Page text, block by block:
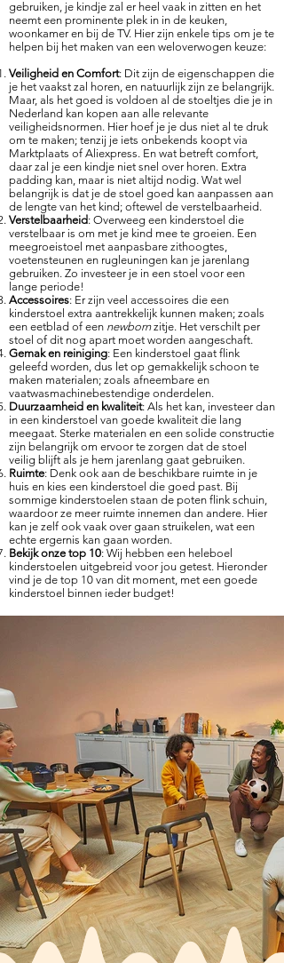
gebruiken, je kindje zal er heel vaak in zitten en het
neemt een prominente plek in in de keuken,
woonkamer en bij de TV. Hier zijn enkele tips om je te
helpen bij het maken van een weloverwogen keuze:
Veiligheid en Comfort: Dit zijn de eigenschappen die
je het vaakst zal horen, en natuurlijk zijn ze belangrijk.
Maar, als het goed is voldoen al de stoeltjes die je in
Nederland kan kopen aan alle relevante
veiligheidsnormen. Hier hoef je je dus niet al te druk
om te maken; tenzij je iets onbekends koopt via
Marktplaats of Aliexpress. En wat betreft comfort,
daar zal je een kindje niet snel over horen. Extra
padding kan, maar is niet altijd nodig. Wat wel
belangrijk is dat je de stoel goed kan aanpassen aan
de lengte van het kind; oftewel de verstelbaarheid.
Verstelbaarheid: Overweeg een kinderstoel die
verstelbaar is om met je kind mee te groeien. Een
meegroeistoel met aanpasbare zithoogtes,
voetensteunen en rugleuningen kan je jarenlang
gebruiken. Zo investeer je in een stoel voor een
lange periode!
Accessoires: Er zijn veel accessoires die een
kinderstoel extra aantrekkelijk kunnen maken; zoals
een eetblad of een newbornzitje. Het verschilt per
stoel of dit nog apart moet worden aangeschaft.
Gemak en reiniging: Een kinderstoel gaat flink
geleefd worden, dus let op gemakkelijk schoon te
maken materialen; zoals afneembare en
vaatwasmachinebestendige onderdelen.
Duurzaamheid en kwaliteit: Als het kan, investeer dan
in een kinderstoel van goede kwaliteit die lang
meegaat. Sterke materialen en een solide constructie
zijn belangrijk om ervoor te zorgen dat de stoel
veilig blijft als je hem jarenlang gaat gebruiken.
Ruimte: Denk ook aan de beschikbare ruimte in je
huis en kies een kinderstoel die goed past. Bij
sommige kinderstoelen staan de poten flink schuin,
waardoor ze meer ruimte innemen dan andere. Hier
kan je zelf ook vaak over gaan struikelen, wat een
echte ergernis kan gaan worden.
Bekijk onze top 10: Wij hebben een hel eboel
kinderstoelen uitgebreid voor jou getest. Hieronder
vind je de top 10 van dit moment, met een goede
kinderstoel binnen ieder budget!